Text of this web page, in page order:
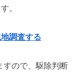
。
調査する
すので、駆除判断